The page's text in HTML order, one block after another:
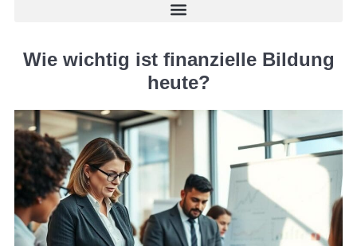
Wie wichtig ist finanzielle Bildung
heute?